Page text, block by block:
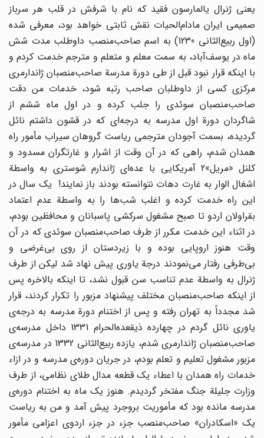
یعنی ژنرال یالمارسون فقید که نام با شرفش در قلب هر سرباز
صمیمی ایران مادام‌الحیات نقش ثابتی خواهد بود، معرفی شده
(اول ربیع‌الثانی 1230) به اسم صاحب‌منصب داوطلب مدت شش
ماه در یوسف‌آباد، به سمت معلم و متعلم و مترجم خدمت کردم و
با اینکه قرار نبود قبل از طی دورة مدرسة صاحب‌منصبان ژاندارمری
مرکزی کسی از داوطلبان صاحب رتبه شود، خدمات من دقت
صاحب‌منصبان سوئدی را جلب کرده و در اول ماه ششم از
شاگردان دورة اول مدرسه به درجه‌ای که در قشون داشتم نائل
گردیده، بسمت آجودان مترجمی ریاست گروهان سیراب مأمور راه
همدان شدم، راهی که در آن وقت از اشرار و غارتگران مسدود و
کلنل «مریل»2 آمریکایی با عده‌ای ژاندارم شوستری به واسطة
اشغال الوار به غارت دهات نتوانسته بودند باز نمایند! یک سال در
این راه خدمت کرده و اغلب شب‌ها را به واسطة عدم اعتماد
بقراولان اردو تا صبح مشغول سرکشی پاسبانان و محافظین بودم،
در اثناء این خدمت مکرر از طرف صاحب‌منصبان سوئدی که در آن
وقت هنوز اروپایی بوده و با زیردستان از روی بی‌غرضی و
بی‌طرفی رفتار می‌نمودند درجة یاوری پیش نهاد شد لیکن از طرف
ژنرال به واسطة عدم تناسب سن قبول نشد، تا اینکه بالاخره پس
از اینکه صاحب‌منصبان مختلف پیشنهاد مزبور را تکرار کردند، قرار
شد مجدداً به تهران رفته و پس از اختنام دورة مدرسه به درجه‌ی
یاوری نائل گردم در چهارده ذیقعده‌الحرام 1331 داخل مدرسه‌ی
صاحب‌منصبان ژاندارمری شدم، یازده ربیع‌الثانی 1332 در مدرسه‌ی
مزبور مشغول تعلیم و تعلم بودم، در جریان دوره‌ی مدرسه و در ازاء
خدمات راه همدان با اعطاء یک قطعه مدال طلای نظامی، از طرف
وزارت جلیلة جنگ مفتخر گردیدم. هنوز یک ماه به اختنام دوره‌ی
مدرسه مانده بود که مأموریت بروجرد پیش آمد و من به ریاست
یک «اسکادران» صاحب‌منصب جزء در جزء اردوی اعزامی مأمور